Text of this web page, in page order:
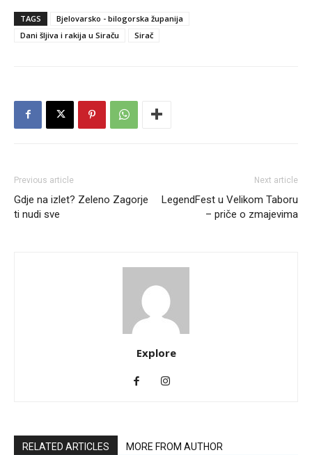
TAGS
Bjelovarsko - bilogorska županija
Dani šljiva i rakija u Siraču
Sirač
Previous article
Gdje na izlet? Zeleno Zagorje
ti nudi sve
Next article
LegendFest u Velikom Taboru
– priče o zmajevima
Explore
RELATED ARTICLES MORE FROM AUTHOR